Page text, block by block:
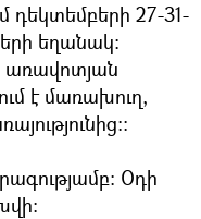
27-31-
եղանակ:
առավոտյան
է մառախուղ,
Օդի